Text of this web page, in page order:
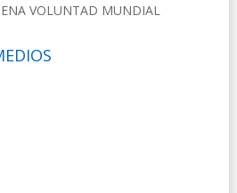
VOLUNTAD MUNDIAL